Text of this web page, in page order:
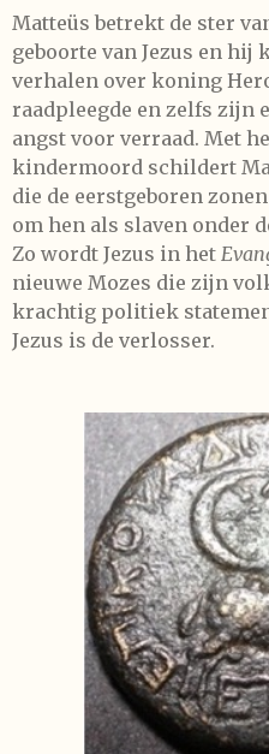
Matteüs betrekt de ster
geboorte van Jezus en hij
verhalen over koning
raadpleegde en zelfs zijn
angst voor verraad. Met
kindermoord schildert
die de eerstgeboren
om hen als slaven onder
Zo wordt Jezus in het
nieuwe Mozes die zijn
krachtig politiek
Jezus is de verlosser.